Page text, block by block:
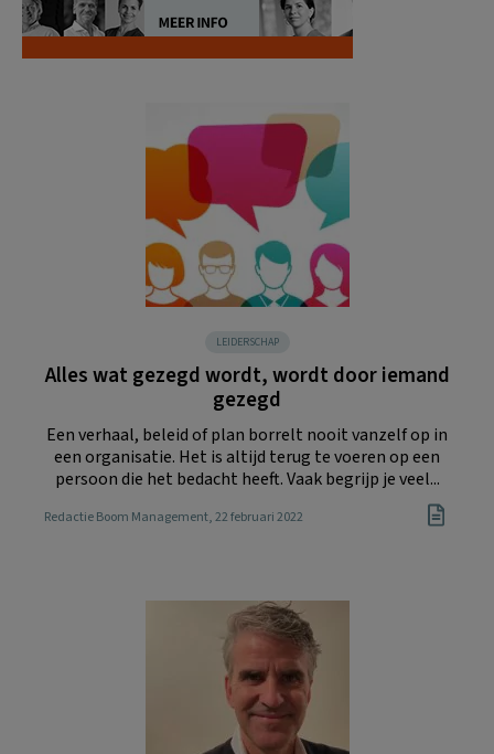
LEIDERSCHAP
Alles wat gezegd wordt, wordt door iemand
gezegd
Een verhaal, beleid of plan borrelt nooit vanzelf op in
een organisatie. Het is altijd terug te voeren op een
persoon die het bedacht heeft. Vaak begrijp je veel...
Redactie Boom Management, 22 februari 2022